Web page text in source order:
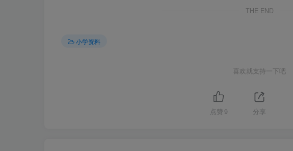
THE END
小学资料
喜欢就支持一下吧
点赞 9 分享